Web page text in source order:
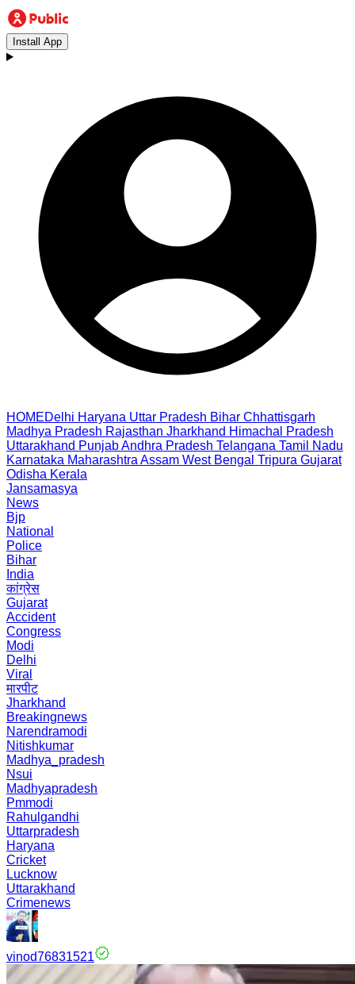
Install App
HOMEDelhi Haryana Uttar Pradesh Bihar Chhattisgarh
Madhya Pradesh Rajasthan Jharkhand Himachal Pradesh
Uttarakhand PunjabAndhra Pradesh Telangana Tamil Nadu
Karnataka Maharashtra Assam West Bengal Tripura Gujarat
Odisha Kerala
Jansamasya
News
Bjp
National
Police
Bihar
India
कांग्रेस
Gujarat
Accident
Congress
Modi
Delhi
Viral
मारपीट
Jharkhand
Breakingnews
Narendramodi
Nitishkumar
Madhya_pradesh
Nsui
Madhyapradesh
Pmmodi
Rahulgandhi
Uttarpradesh
Haryana
Cricket
Lucknow
Uttarakhand
Crimenews
vinod76831521